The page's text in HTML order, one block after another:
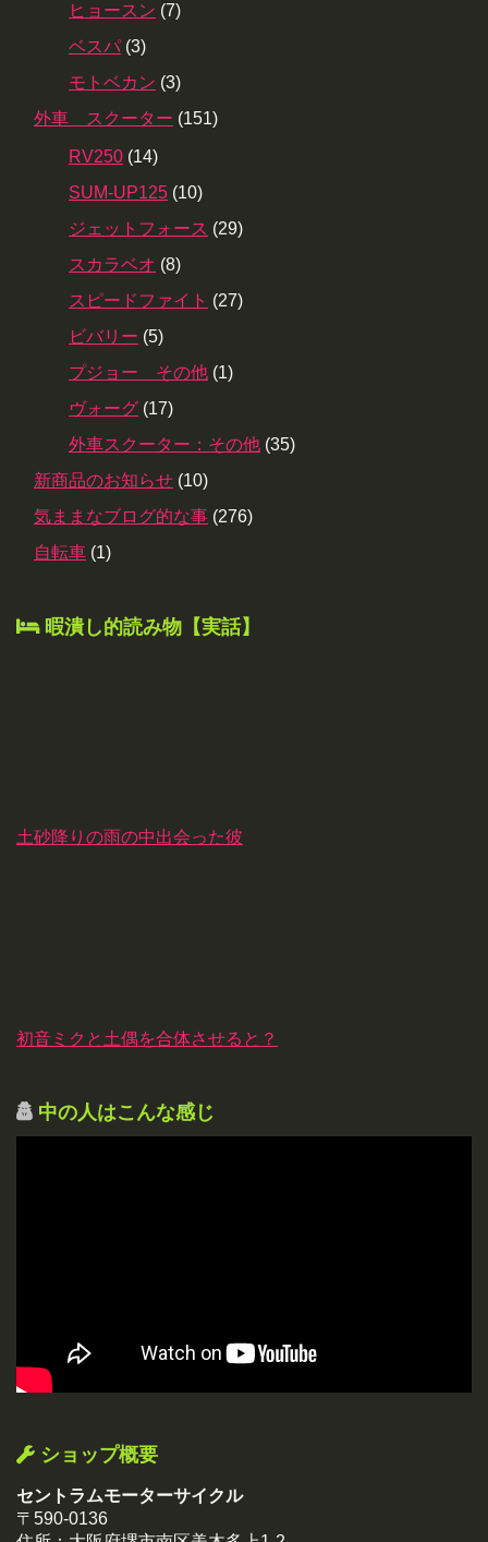
ヒョースン (7)
ベスパ (3)
モトベカン (3)
外車 スクーター (151)
RV250 (14)
SUM-UP125 (10)
ジェットフォース (29)
スカラベオ (8)
スピードファイト (27)
ビバリー (5)
プジョー その他 (1)
ヴォーグ (17)
外車スクーター：その他 (35)
新商品のお知らせ (10)
気ままなブログ的な事 (276)
自転車 (1)
暇潰し的読み物【実話】
土砂降りの雨の中出会った彼
初音ミクと土偶を合体させると？
中の人はこんな感じ
ショップ概要
セントラムモーターサイクル
〒590-0136